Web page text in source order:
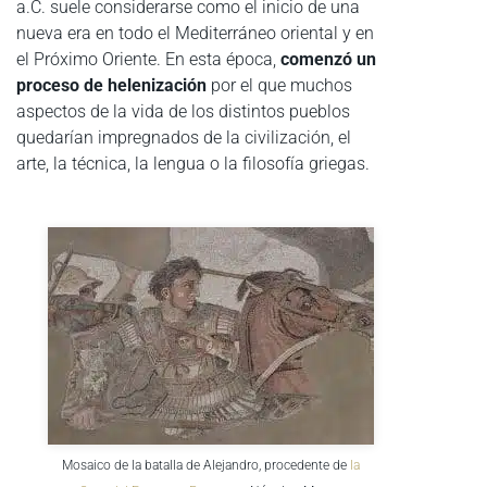
a.C. suele considerarse como el inicio de una
nueva era en todo el Mediterráneo oriental y en
el Próximo Oriente. En esta época, comenzó un
proceso de helenización por el que muchos
aspectos de la vida de los distintos pueblos
quedarían impregnados de la civilización, el
arte, la técnica, la lengua o la filosofía griegas.
Mosaico de la batalla de Alejandro, procedente de la